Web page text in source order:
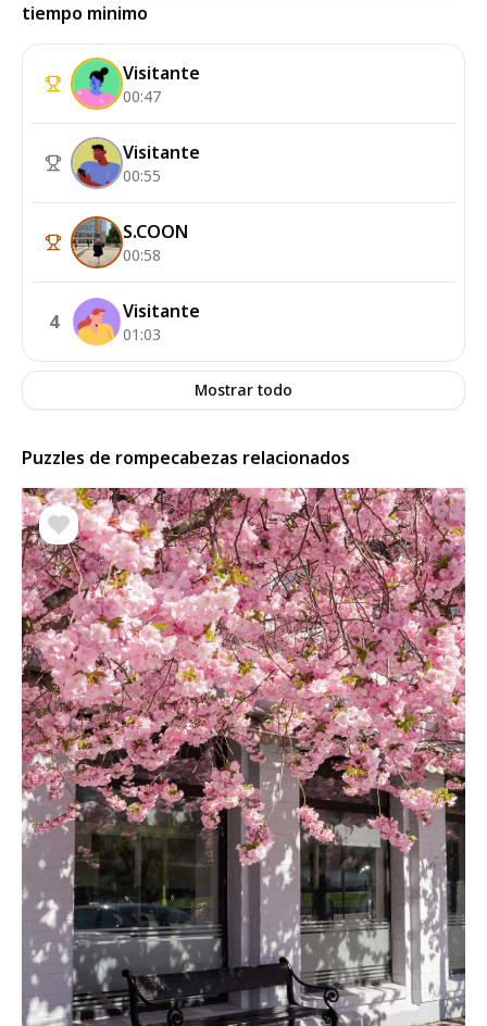
tiempo minimo
Visitante
00:47
Visitante
00:55
S.COON
00:58
4 Visitante
01:03
Mostrar todo
Puzzles de rompecabezas relacionados